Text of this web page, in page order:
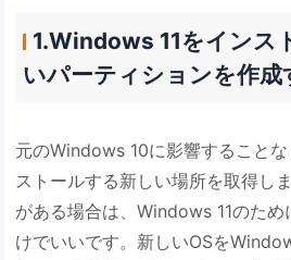
1.Windows 11をインス
いパーティションを作成
元のWindows 10に影響すること
ストールする新しい場所を取得し
がある場合は、Windows 11のた
けでいいです。新しいOSを